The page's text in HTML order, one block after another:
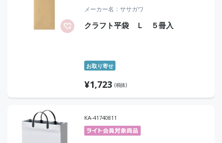
メーカー名 ササガワ
クラフト平袋 Ｌ ５冊入
お取り寄せ
¥1,723 (税抜)
KA-41740811